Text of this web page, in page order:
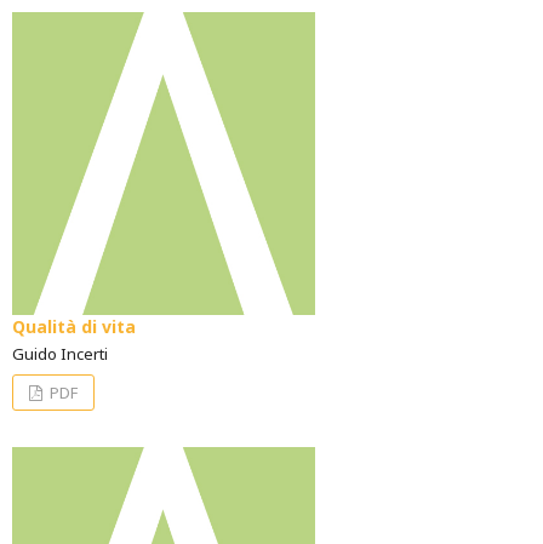
Qualità di vita
Guido Incerti
PDF